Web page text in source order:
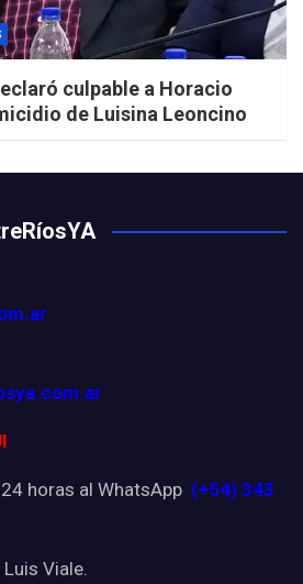
culpable a Horacio
de Luisina Leoncino
horas al WhatsApp (+54) 343
Viale.